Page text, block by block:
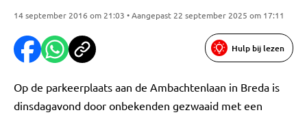
14 september 2016 om 21:03 • Aangepast 22 september 2025 om 17:11
Hulp bij lezen
Op de parkeerplaats aan de Ambachtenlaan in Breda is
dinsdagavond door onbekenden gezwaaid met een